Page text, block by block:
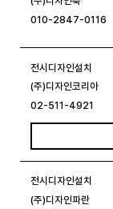
010-2847-0116
전시디자인설치
(주)디자인코리아
02-511-4921
전시디자인설치
(주)디자인파란